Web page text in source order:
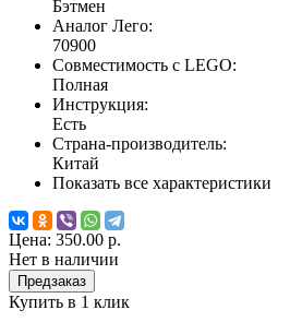
Бэтмен
Аналог Лего:
70900
Совместимость с LEGO:
Полная
Инструкция:
Есть
Страна-производитель:
Китай
Показать все характеристики
Цена: 350.00 р.
Нет в наличии
Предзаказ
Купить в 1 клик